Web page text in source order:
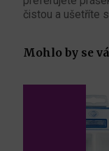
čistou a ušetříte
Mohlo by se